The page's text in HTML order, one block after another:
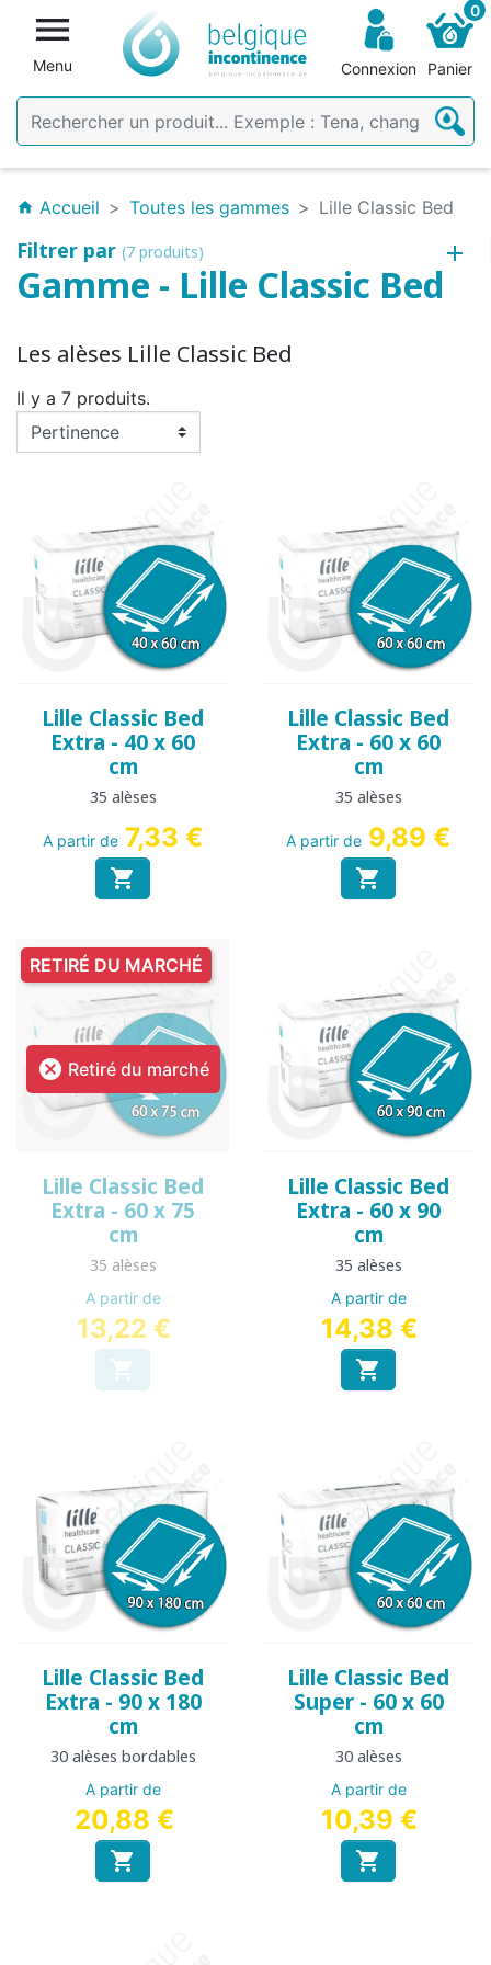

Menu Connexion
0
Panier
home Accueil Toutes les gammes Lille Classic Bed
Filtrer par (7 produits)
Gamme - Lille Classic Bed
Les alèses Lille Classic Bed
Il y a 7 produits.
Lille Classic Bed
Extra - 40 x 60
cm
35 alèses
A partir de 7,33 €

Lille Classic Bed
Extra - 60 x 60
cm
35 alèses
A partir de 9,89 €

 Retiré du marché
Lille Classic Bed
Extra - 60 x 75
cm
35 alèses
A partir de
13,22 €

RETIRÉ DU MARCHÉ
Lille Classic Bed
Extra - 60 x 90
cm
35 alèses
A partir de
14,38 €

Lille Classic Bed
Extra - 90 x 180
cm
30 alèses bordables
A partir de
20,88 €

Lille Classic Bed
Super - 60 x 60
cm
30 alèses
A partir de
10,39 €
